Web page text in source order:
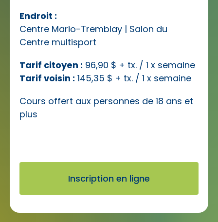
Endroit :
Centre Mario-Tremblay | Salon du
Centre multisport
Tarif citoyen : 96,90 $ + tx. / 1 x semaine
Tarif voisin : 145,35 $ + tx. / 1 x semaine
Cours offert aux personnes de 18 ans et
plus
Inscription en ligne